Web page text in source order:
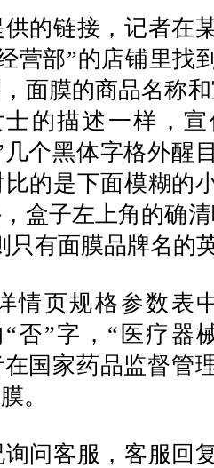
链接，记者在
营部”的店铺里找
面膜的商品名称
的描述一样，
个黑体字格外醒
的是下面模糊的
盒子左上角的确
只有面膜品牌名的
页规格参数表
否”字，“医疗器
国家药品监督管
。
客服，客服回